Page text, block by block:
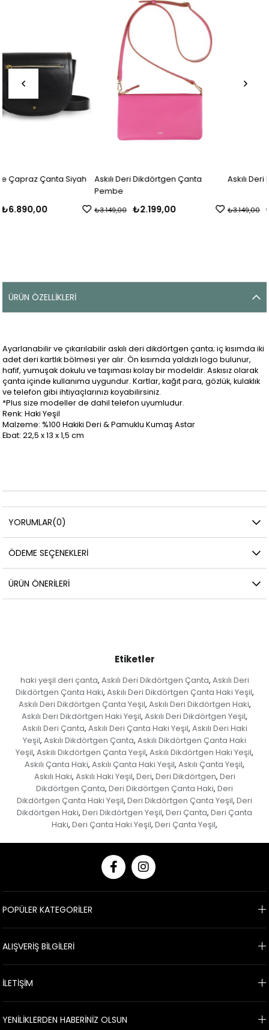
Askılı Deri Dikdörtgen Çanta
₺2.199,00
₺3.149,00
Askılı Deri Dikdörtgen Çanta
₺2.199,00
₺3.149,00
ÜRÜN ÖZELLIKLERI
Ayarlanabilir ve çıkarılabilir askılı deri dikdörtgen çanta; iç kısımda iki
adet deri kartlık bölmesi yer alır. Ön kısımda yaldızlı logo bulunur,
hafif, yumuşak dokulu ve taşıması kolay bir modeldir. Askısız olarak
çanta içinde kullanıma uygundur. Kartlar, kağıt para, gözlük, kulaklık
ve telefon gibi ihtiyaçlarınızı koyabilirsiniz.
*Plus size modeller de dahil telefon uyumludur.
Renk: Haki Yeşil
Malzeme: %100 Hakiki Deri & Pamuklu Kumaş Astar
Ebat: 22,5 x 13 x 1,5 cm
YORUMLAR(0)
ÖDEME SEÇENEKLERI
ÜRÜN ÖNERILERI
Etiketler
haki yeşil deri çanta, Askılı Deri Dikdörtgen Çanta, Askılı Deri
Dikdörtgen Çanta Haki, Askılı Deri Dikdörtgen Çanta Haki Yeşil,
Askılı Deri Dikdörtgen Çanta Yeşil, Askılı Deri Dikdörtgen Haki,
Askılı Deri Dikdörtgen Haki Yeşil, Askılı Deri Dikdörtgen Yeşil,
Askılı Deri Çanta, Askılı Deri Çanta Haki Yeşil, Askılı Deri Haki
Yeşil, Askılı Dikdörtgen Çanta, Askılı Dikdörtgen Çanta Haki
Yeşil, Askılı Dikdörtgen Çanta Yeşil, Askılı Dikdörtgen Haki Yeşil,
Askılı Çanta Haki, Askılı Çanta Haki Yeşil, Askılı Çanta Yeşil,
Askılı Haki, Askılı Haki Yeşil, Deri, Deri Dikdörtgen, Deri
Dikdörtgen Çanta, Deri Dikdörtgen Çanta Haki, Deri
Dikdörtgen Çanta Haki Yeşil, Deri Dikdörtgen Çanta Yeşil, Deri
Dikdörtgen Haki, Deri Dikdörtgen Yeşil, Deri Çanta, Deri Çanta
Haki, Deri Çanta Haki Yeşil, Deri Çanta Yeşil,
POPÜLER KATEGORİLER
ALIŞVERİŞ BİLGİLERİ
İLETİŞİM
YENİLİKLERDEN HABERİNİZ OLSUN